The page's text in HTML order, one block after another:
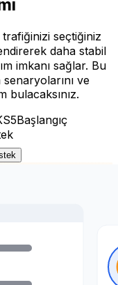
seçtiğiniz
daha stabil
imkanı sağlar. Bu
ve
bulacaksınız.
Başlangıç